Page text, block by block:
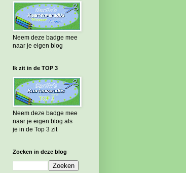
Neem deze badge mee
naar je eigen blog
Ik zit in de TOP 3
Neem deze badge mee
naar je eigen blog als
je in de Top 3 zit
Zoeken in deze blog